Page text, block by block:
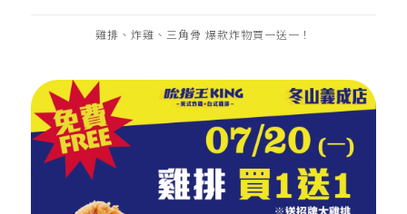
雞排、炸雞、三角骨 爆款炸物買一送一！